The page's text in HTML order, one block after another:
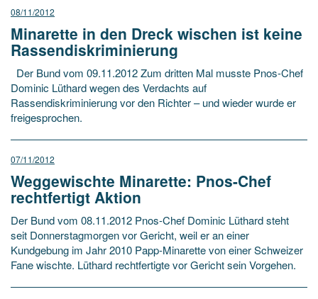
08/11/2012
Minarette in den Dreck wischen ist keine
Rassendiskriminierung
Der Bund vom 09.11.2012 Zum dritten Mal musste Pnos-Chef
Dominic Lüthard wegen des Verdachts auf
Rassendiskriminierung vor den Richter – und wieder wurde er
freigesprochen.
07/11/2012
Weggewischte Minarette: Pnos-Chef
rechtfertigt Aktion
Der Bund vom 08.11.2012 Pnos-Chef Dominic Lüthard steht
seit Donnerstagmorgen vor Gericht, weil er an einer
Kundgebung im Jahr 2010 Papp-Minarette von einer Schweizer
Fane wischte. Lüthard rechtfertigte vor Gericht sein Vorgehen.